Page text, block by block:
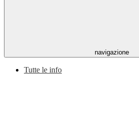
navigazione
Tutte le info